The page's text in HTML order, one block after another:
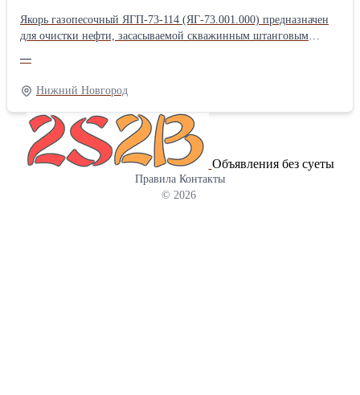
Якорь газопесочный ЯГП-73-114 (ЯГ-73.001.000) предназначен
для очистки нефти, засасываемой скважинным штанговым
своей внутренней конической резьбой крепится на колонне
системы НКТ. Якорь газопесочный ЯГ-73.001.000 состоит из
корпуса, муфты, сетки, гильзы, кожуха, башмака, пробки. На
конце корпуса имеется резьба, на которую навинчена муфта. На
среднюю часть корпуса установлена сетка из нержавеющей
стали. На муфту установлена гильза, имеющая на своей
поверхности расположенные в последовательных сечениях 3
отверстия Ø12 мм, 4 отверстия Ø14 мм, 5 отверстий Ø16 мм. На
муфту установлен также кожух, прикрывающий отверстия на
—
Нижний Новгород
Объявления без суеты
Правила Контакты
© 2026